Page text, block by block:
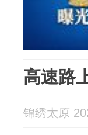
高速路
锦绣太原